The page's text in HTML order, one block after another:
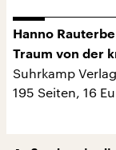
Hanno
Traum von der
Suhrkamp
195 Seiten, 16